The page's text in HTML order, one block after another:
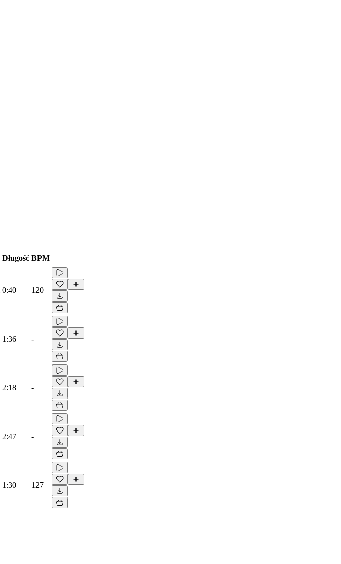
Długość BPM
0:40 120
1:36 -
2:18 -
2:47 -
1:30 127